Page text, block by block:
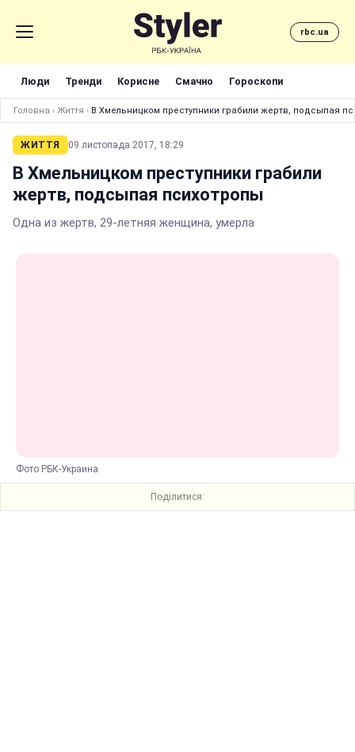
rbc.ua
Люди Тренди Корисне Смачно Гороскопи
Головна › Життя › В Хмельницком преступники грабили жертв, подсыпая
ЖИТТЯ 09 листопада 2017, 18:29
В Хмельницком преступники грабили
жертв, подсыпая психотропы
Одна из жертв, 29-летняя женщина, умерла
Фото РБК-Украина
Поділитися: